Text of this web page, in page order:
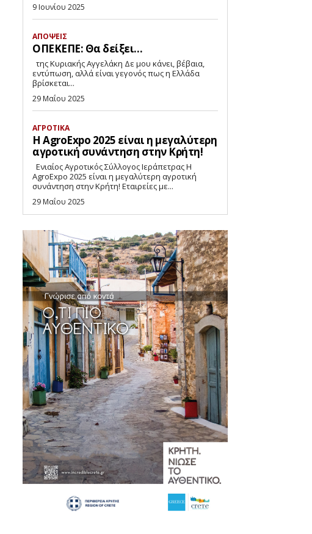
9 Ιουνίου 2025
ΑΠΟΨΕΙΣ
ΟΠΕΚΕΠΕ: Θα δείξει…
εντύπωση, αλλά είναι γεγονός πως η Ελλάδα
βρίσκεται...
29 Μαΐου 2025
ΑΓΡΟΤΙΚΑ
Η AgroExpo 2025 είναι η μεγαλύτερη
αγροτική συνάντηση στην Κρήτη!
Eνιαίος Αγροτικός Σύλλογος Ιεράπετρας Η
AgroExpo 2025 είναι η μεγαλύτερη αγροτική
συνάντηση στην Κρήτη! Εταιρείες με...
29 Μαΐου 2025